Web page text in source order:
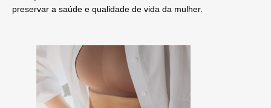
preservar a saúde e qualidade de vida da mulher.